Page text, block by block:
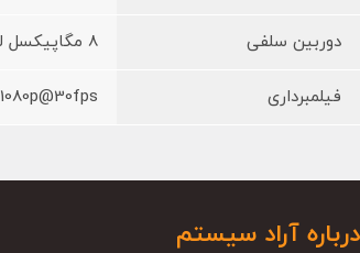
دوربین سلفی 8 مگاپیکسل لنز واید f/2.0
فیلمبرداری 1080p@30fps
درباره آراد سیستم